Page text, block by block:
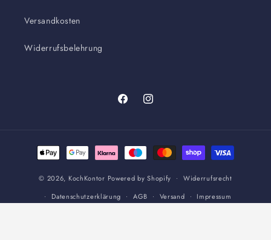
Versandkosten
Widerrufsbelehrung
FacebookInstagram
Zahlungsmethoden
© 2026, KochKontor Powered by Shopify
Widerrufsrecht
Datenschutzerklärung
AGB Versand Impressum